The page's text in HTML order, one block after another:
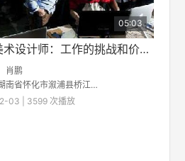
05:03
游戏美术设计师：工作的挑战和价值
肖鹏
南省怀化市溆浦县桥江大湾学校
03 | 3599 次播放